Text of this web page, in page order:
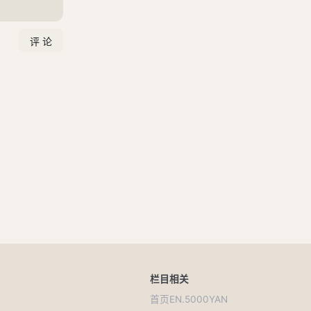
栏目
首页
相关
EN.5000YAN